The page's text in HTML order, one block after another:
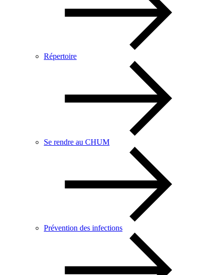
Répertoire
Se rendre au CHUM
Prévention des infections